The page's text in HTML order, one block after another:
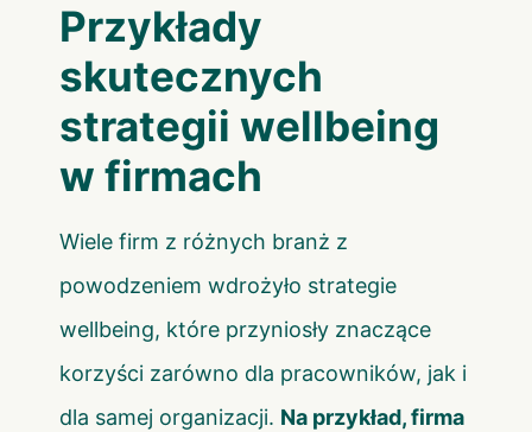
Przykłady
skutecznych
strategii wellbeing
w firmach
Wiele firm z różnych branż z
powodzeniem wdrożyło strategie
wellbeing, które przyniosły znaczące
korzyści zarówno dla pracowników, jak i
dla samej organizacji. Na przykład, firma